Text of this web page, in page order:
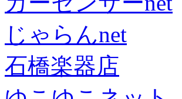
じゃらんnet
石橋楽器店